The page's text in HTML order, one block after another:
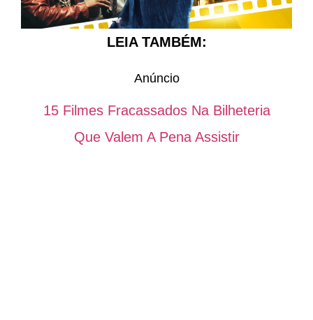
LEIA TAMBÉM:
Anúncio
15 Filmes Fracassados Na Bilheteria
Que Valem A Pena Assistir